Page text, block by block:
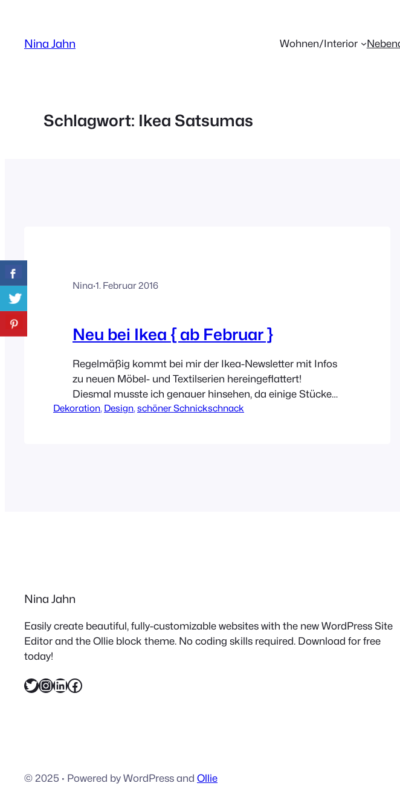
springen
Nina Jahn Wohnen/Interior
Schlagwort: Ikea Satsumas
Nina·1. Februar 2016
Neu bei Ikea { ab Februar }
Regelmäßig kommt bei mir der Ikea-Newsletter mit Infos
zu neuen Möbel- und Textilserien hereingeflattert!
Diesmal musste ich genauer hinsehen, da einige Stücke
der neuen Serien schon sehr vielversprechend aussehen.
Dekoration, Design, schöner Schnickschnack
Nina Jahn
Easily create beautiful, fully-customizable websites with the new WordPress Site
Editor and the Ollie block theme. No coding skills required. Download for free
today!
Twitter InstagramLinkedIn Facebook
© 2025 · Powered by WordPress and Ollie